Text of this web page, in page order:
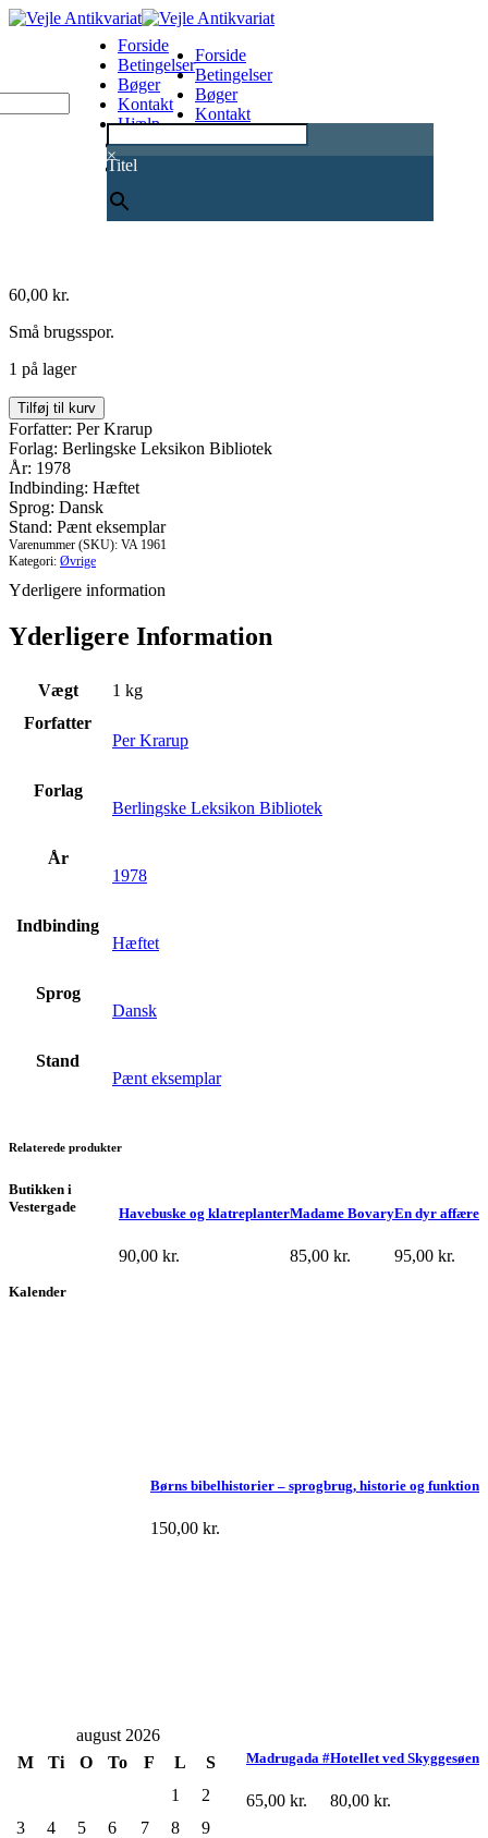
×
Titel
Forside
Betingelser
Bøger
Kontakt
Hjælp
0
Forside
Betingelser
Bøger
Kontakt
60,00 kr.
Små brugsspor.
1 på lager
Det
græske
epos
-
Den
episke
tradition
fra
Homer
til
Vergil
Tilføj til kurv
Forfatter: Per Krarup
Forlag: Berlingske Leksikon Bibliotek
År: 1978
Indbinding: Hæftet
Sprog: Dansk
Stand: Pænt eksemplar
Varenummer (SKU): VA 1961
Kategori: Øvrige
Yderligere information
Yderligere Information
Vægt
1 kg
Forfatter
Per Krarup
Forlag
Berlingske Leksikon Bibliotek
År
1978
Indbinding
Hæftet
Sprog
Dansk
Stand
Pænt eksemplar
Relaterede produkter
En dyr affære
95,00 kr.
Madame Bovary
85,00 kr.
Havebuske og klatreplanter
90,00 kr.
Børns bibelhistorier – sprogbrug, historie og funktion
150,00 kr.
Hotellet ved Skyggesøen
80,00 kr.
Madrugada #
65,00 kr.
Butikken i
Vestergade
Kalender
august 2026
M
Ti O To F L
S
1
2
3
4 5 6 7 8
9